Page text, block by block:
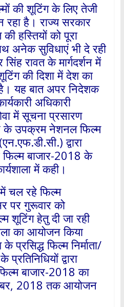
की शूटिंग के लिए तेजी
है। राज्य सरकार
हस्तियों को पूरा
अनेक सुविधाएं भी दे रही
रावत के मार्गदर्शन में
की दिशा में देश का
यह बात अपर निदेशक
अधिकारी
में सूचना प्रसारण
के उपक्रम नेशनल फिल्म
द्वारा
बाजार-2018 के
में कही।
चल रहे फिल्म
पर गुरूवार को
शूटिंग हेतु दी जा रही
का आयोजन किया
फिल्म निर्माता/
द्वारा
बाजार-2018 का
2018 तक आयोजन